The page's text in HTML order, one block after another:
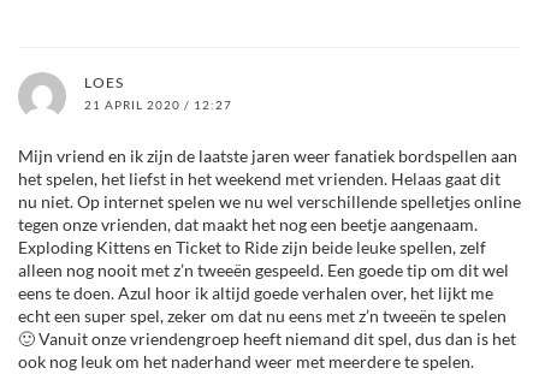
LOES
21 APRIL 2020 / 12:27
Mijn vriend en ik zijn de laatste jaren weer fanatiek bordspellen aan
het spelen, het liefst in het weekend met vrienden. Helaas gaat dit
nu niet. Op internet spelen we nu wel verschillende spelletjes online
tegen onze vrienden, dat maakt het nog een beetje aangenaam.
Exploding Kittens en Ticket to Ride zijn beide leuke spellen, zelf
alleen nog nooit met z’n tweeën gespeeld. Een goede tip om dit wel
eens te doen. Azul hoor ik altijd goede verhalen over, het lijkt me
echt een super spel, zeker om dat nu eens met z’n tweeën te spelen
🙂 Vanuit onze vriendengroep heeft niemand dit spel, dus dan is het
ook nog leuk om het naderhand weer met meerdere te spelen.